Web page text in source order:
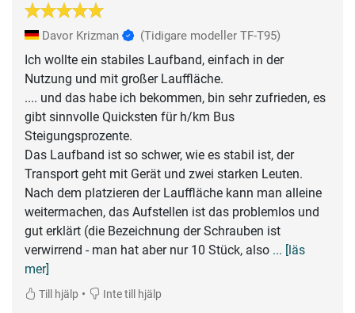
Davor Krizman (Tidigare modeller TF-T95)
Ich wollte ein stabiles Laufband, einfach in der
Nutzung und mit großer Lauffläche.
.... und das habe ich bekommen, bin sehr zufrieden, es
gibt sinnvolle Quicksten für h/km Bus
Steigungsprozente.
Das Laufband ist so schwer, wie es stabil ist, der
Transport geht mit Gerät und zwei starken Leuten.
Nach dem platzieren der Lauffläche kann man alleine
weitermachen, das Aufstellen ist das problemlos und
gut erklärt (die Bezeichnung der Schrauben ist
verwirrend - man hat aber nur 10 Stück, also ... [läs
mer]
Till hjälp • Inte till hjälp